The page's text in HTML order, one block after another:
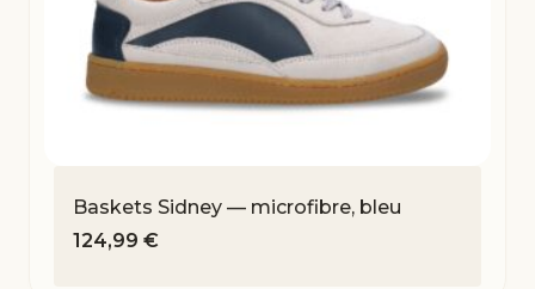
Baskets Sidney — microfibre, bleu
124,99 €